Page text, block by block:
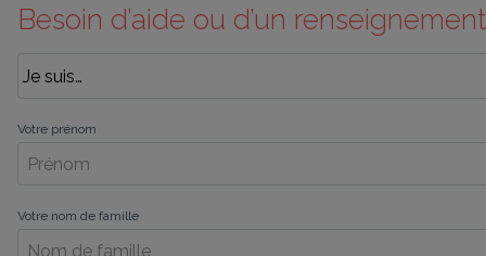
Besoin d’aide ou d’un
Votre prénom
Votre nom de famille